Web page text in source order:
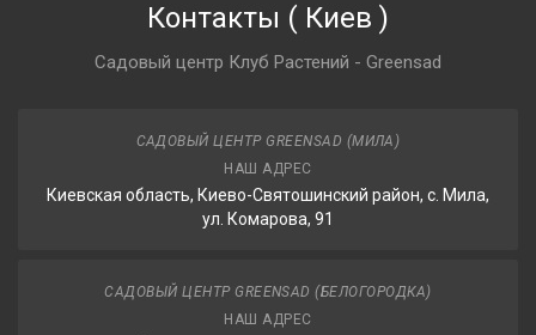
Контакты ( Киев )
Садовый центр Клуб Растений - Greensad
САДОВЫЙ ЦЕНТР GREENSAD (МИЛА)
НАШ АДРЕС
Киевская область, Киево-Святошинский район, с. Мила,
ул. Комарова, 91
САДОВЫЙ ЦЕНТР GREENSAD (БЕЛОГОРОДКА)
НАШ АДРЕС